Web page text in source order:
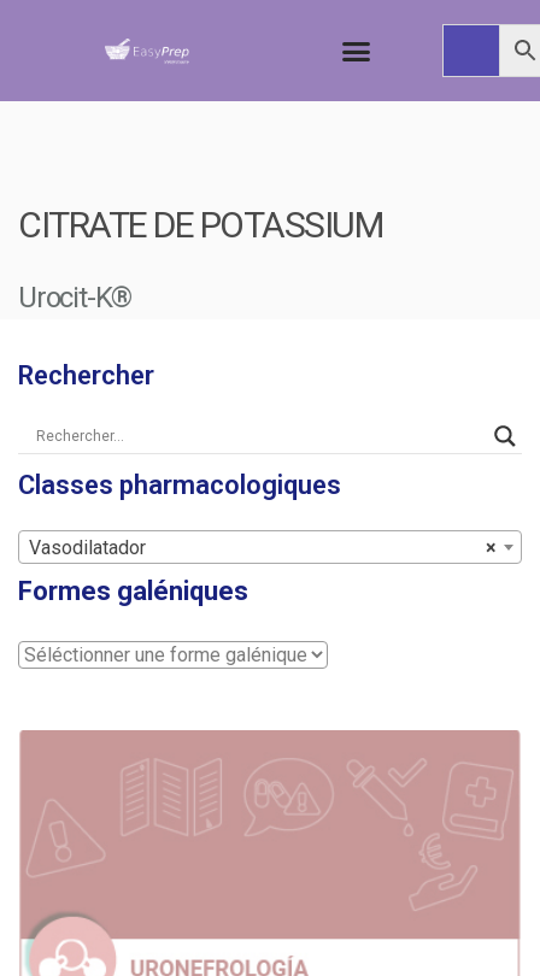
CITRATE DE POTASSIUM
Urocit-K®
Rechercher
Classes pharmacologiques
×
Vasodilatador
Formes galéniques